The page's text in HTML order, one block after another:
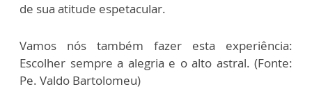
de sua atitude espetacular.
Vamos nós também fazer esta experiência:
Escolher sempre a alegria e o alto astral. (Fonte:
Pe. Valdo Bartolomeu)